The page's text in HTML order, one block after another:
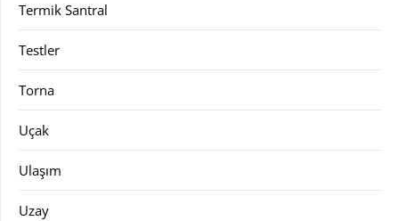
Termik Santral
Testler
Torna
Uçak
Ulaşım
Uzay